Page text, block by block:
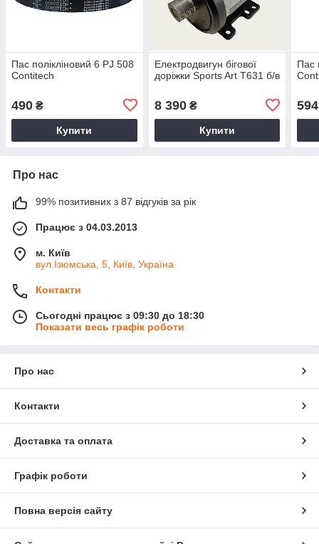
Пас полікліновий 6 PJ 508
Contitech
490 ₴
Купити
Електродвигун бігової
доріжки Sports Art T631 б/в
8 390₴
Купити
Пас
594
Про нас
99% позитивних з 87 відгуків за рік
Працює з 04.03.2013
м. Київ
вул.Ізюмська, 5, Київ, Україна
Контакти
Сьогодні працює з 09:30 до 18:30
Показати весь графік роботи
Про нас
Контакти
Доставка та оплата
Графік роботи
Повна версія сайту